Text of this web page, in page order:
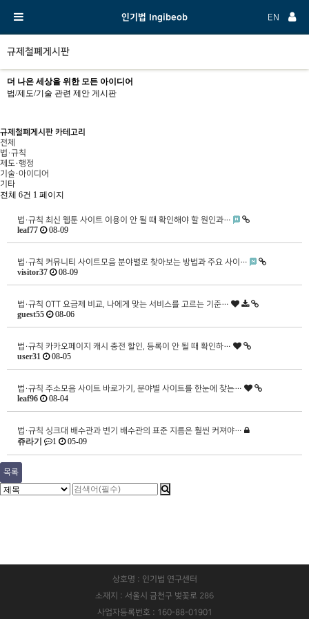
인기법 Ingibeob EN
규제철폐게시판
더 나은 세상을 위한 모든 아이디어
법/제도/기술 관련 제안 게시판
규제철폐게시판 카테고리
전체
법·규칙
제도·행정
기술·아이디어
기타
전체 6건 1 페이지
법·규칙 최신 웹툰 사이트 이용이 안 될 때 확인해야 할 원인과…
leaf77 08-09
법·규칙 커뮤니티 사이트모음 분야별로 찾아보는 방법과 주요 사이…
visitor37 08-09
법·규칙 OTT 요금제 비교, 나에게 맞는 서비스를 고르는 기준…
guest55 08-06
법·규칙 카카오페이지 캐시 충전 할인, 등록이 안 될 때 확인하…
user31 08-05
법·규칙 주소모음 사이트 바로가기, 분야별 사이트를 한눈에 찾는…
leaf96 08-04
법·규칙 싱크대 배수관과 변기 배수관의 표준 지름은 훨씬 커져야…
쥬라기 1 05-09
목록
상호명 : 인기법 연구센터
소재지 : 서울시 금천구 벚꽃로 286
사업자등록번호 : 160-88-01901